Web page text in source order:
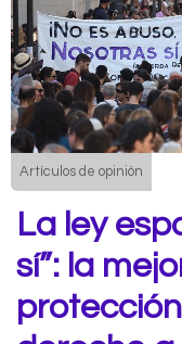
Artículos de opinión
La ley
sí”: la